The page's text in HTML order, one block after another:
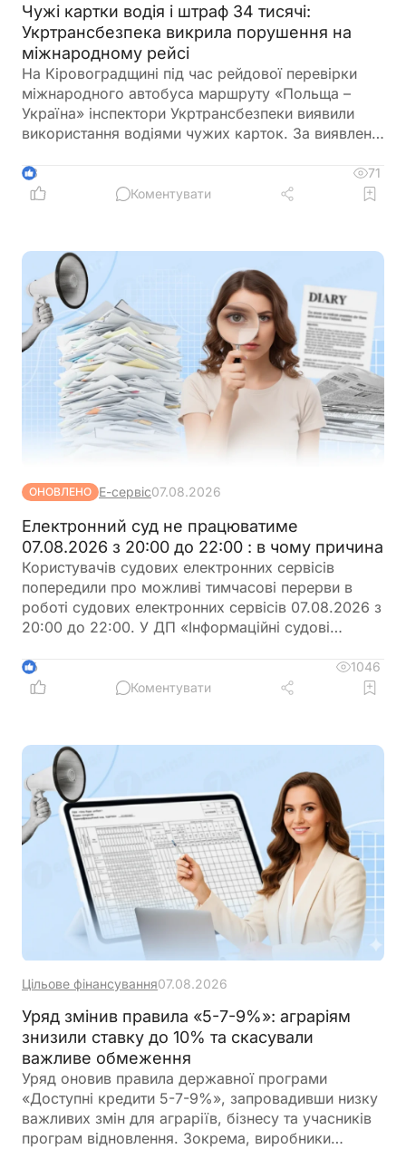
Чужі картки водія і штраф 34 тисячі:
Укртрансбезпека викрила порушення на
міжнародному рейсі
На Кіровоградщині під час рейдової перевірки
міжнародного автобуса маршруту «Польща –
Україна» інспектори Укртрансбезпеки виявили
використання водіями чужих карток. За виявлене
34 тис. грн
3
71
Коментувати
ОНОВЛЕНО Е-сервіс07.08.2026
Електронний суд не працюватиме
07.08.2026 з 20:00 до 22:00 : в чому причина
Користувачів судових електронних сервісів
попередили про можливі тимчасові перерви в
роботі судових електронних сервісів 07.08.2026 з
20:00 до 22:00. У ДП «Інформаційні судові
час планування роботи із сервісами
6
1046
Коментувати
Цільове фінансування07.08.2026
Уряд змінив правила «5-7-9%»: аграріям
знизили ставку до 10% та скасували
важливе обмеження
Уряд оновив правила державної програми
«Доступні кредити 5-7-9%», запровадивши низку
важливих змін для аграріїв, бізнесу та учасників
програм відновлення. Зокрема, виробники